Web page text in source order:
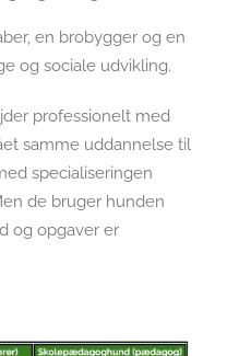
en brobygger og en
og sociale udvikling.
professionelt med
samme uddannelse til
specialiseringen
de bruger hunden
og opgaver er